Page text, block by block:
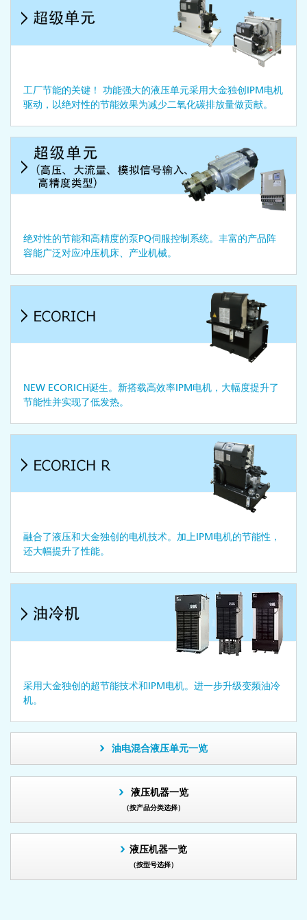
工厂节能的关键！ 功能强大的液压单元采用大金独创IPM电机
驱动，以绝对性的节能效果为减少二氧化碳排放量做贡献。
绝对性的节能和高精度的泵PQ伺服控制系统。丰富的产品阵
容能广泛对应冲压机床、产业机械。
NEW ECORICH诞生。新搭载高效率IPM电机，大幅度提升了
节能性并实现了低发热。
融合了液压和大金独创的电机技术。加上IPM电机的节能性，
还大幅提升了性能。
采用大金独创的超节能技术和IPM电机。进一步升级变频油冷
机。
油电混合液压单元一览
液压机器一览
（按产品分类选择）
液压机器一览
（按型号选择）